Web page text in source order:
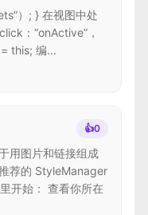
）; } 在视图中处
：“onActive”，
this; 编...
👍0
用图片和链接组成
荐的 StyleManager
开始： 查看你所在